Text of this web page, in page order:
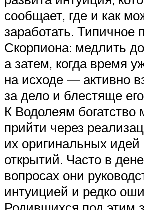
сообщает, где и как
заработать. Типичное
Скорпиона: медлить
а затем, когда время
на исходе — активно
за дело и блестяще
К Водолеям богатство
прийти через
их оригинальных
открытий. Часто в
вопросах они
интуицией и редко